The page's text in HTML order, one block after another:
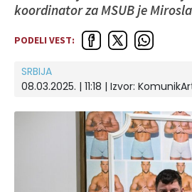
koordinator za MSUB je
PODELI VEST:
SRBIJA
08.03.2025. | 11:18 | Izvor: